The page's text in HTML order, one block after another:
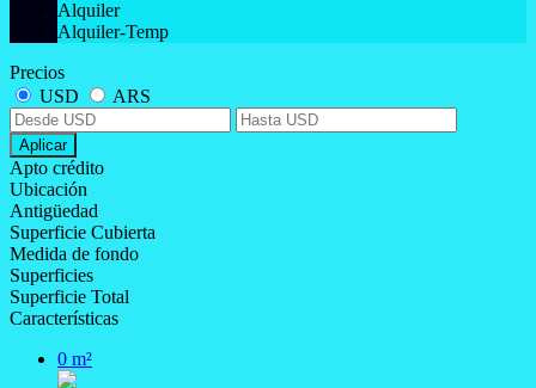
Alquiler
Alquiler-Temp
Precios
USD
ARS
Aplicar
Apto crédito
Ubicación
Antigüedad
Superficie Cubierta
Medida de fondo
Superficies
Superficie Total
Características
0 m²